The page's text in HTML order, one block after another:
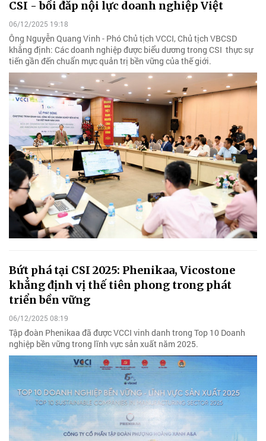
CSI - bồi đắp nội lực doanh nghiệp Việt
06/12/2025 19:18
Ông Nguyễn Quang Vinh - Phó Chủ tịch VCCI, Chủ tịch VBCSD
khẳng định: Các doanh nghiệp được biểu dương trong CSI thực sự
tiến gần đến chuẩn mực quản trị bền vững của thế giới.
Bứt phá tại CSI 2025: Phenikaa, Vicostone
khẳng định vị thế tiên phong trong phát
triển bền vững
06/12/2025 08:19
Tập đoàn Phenikaa đã được VCCI vinh danh trong Top 10 Doanh
nghiệp bền vững trong lĩnh vực sản xuất năm 2025.